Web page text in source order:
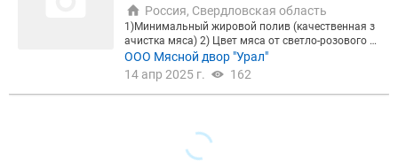
Россия, Свердловская область
1)Минимальный жировой полив (качественная з
ачистка мяса) 2) Цвет мяса от светло-розового д
о розового 3) Вес полутуши 95-115 кг 4) C вырезк
ой 5) Качественное обескровливание 6) Ветерина
рное клеймо овальной формы и круглое клеймо у
питанности 7) Поверхность должна быть целостн
ООО Мясной двор "Урал"
14 апр 2025 г.
162